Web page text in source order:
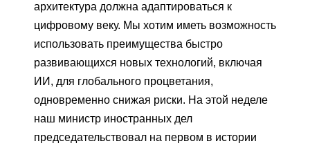
архитектура должна адаптироваться к
цифровому веку. Мы хотим иметь возможность
использовать преимущества быстро
развивающихся новых технологий, включая
ИИ, для глобального процветания,
одновременно снижая риски. На этой неделе
наш министр иностранных дел
председательствовал на первом в истории